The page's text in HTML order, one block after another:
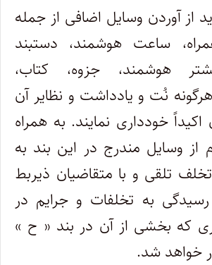
از آوردن وسایل اضافی از جمله
ساعت هوشمند، دستبند
هوشمند، جزوه، کتاب،
نُت و یادداشت و نظایر آن
خودداری نمایند. به همراه
از وسایل مندرج در این بند به
تلقی و با متقاضیان ذیربط
به تخلفات و جرایم در
که بخشی از آن در بند « ح ‍»
خواهد شد.